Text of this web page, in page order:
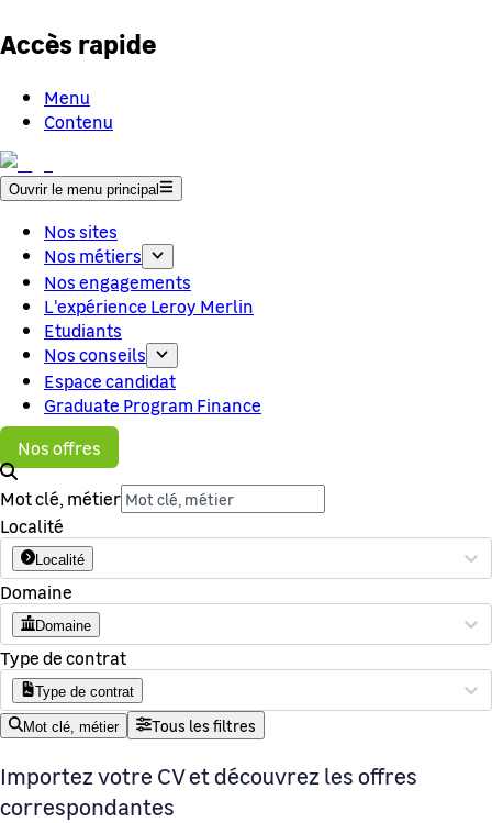
Accès rapide
Menu
Contenu
Ouvrir le menu principal
Nos sites
Nos métiers
Nos engagements
L'expérience Leroy Merlin
Etudiants
Nos conseils
Espace candidat
Graduate Program Finance
Nos offres
Mot clé, métier
Localité
Localité
Domaine
Domaine
Type de contrat
Type de contrat
Mot clé, métier Tous les filtres
Importez votre CV et découvrez les offres
correspondantes